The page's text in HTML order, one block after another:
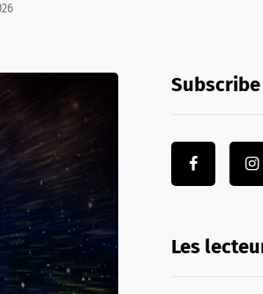
Les